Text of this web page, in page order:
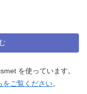
を使っています。
をご覧ください。